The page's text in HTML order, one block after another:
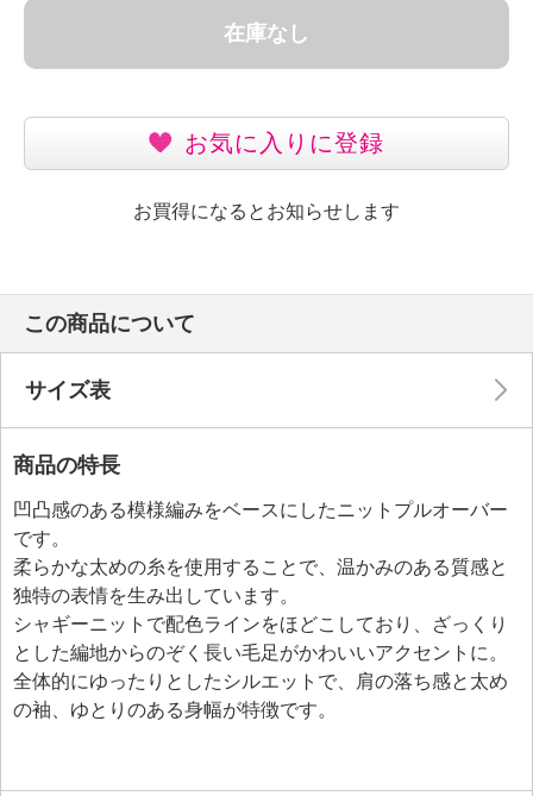
在庫なし
お気に入りに登録
お買得になるとお知らせします
この商品について
サイズ表
商品の特長
凹凸感のある模様編みをベースにしたニットプルオーバー
です。
柔らかな太めの糸を使用することで、温かみのある質感と
独特の表情を生み出しています。
シャギーニットで配色ラインをほどこしており、ざっくり
とした編地からのぞく長い毛足がかわいいアクセントに。
全体的にゆったりとしたシルエットで、肩の落ち感と太め
の袖、ゆとりのある身幅が特徴です。